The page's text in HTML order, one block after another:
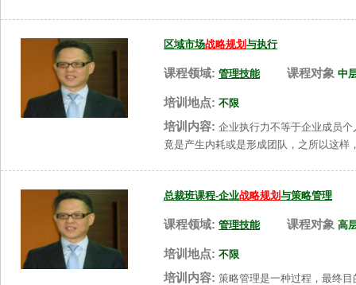
区域市场战略规划与执行
课程领域: 管理技能 课程对象 中
培训地点: 不限
培训内容: 企业执行力不等于企业成员
竟是产生内耗或是形成团队，之所以这
总裁班课程-企业战略规划与策略管理
课程领域: 管理技能 课程对象 高
培训地点: 不限
培训内容: 策略管理是一种过程，最终